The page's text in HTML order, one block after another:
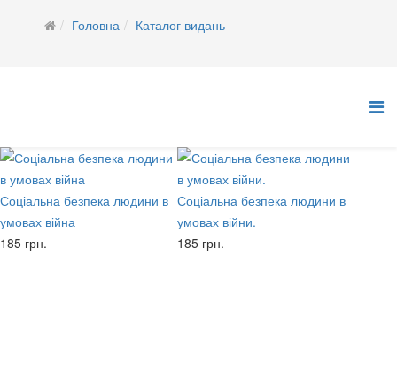
Головна Каталог видань
Соціальна безпека людини в
умовах війна
185 грн.
Соціальна безпека людини в
умовах війни.
185 грн.